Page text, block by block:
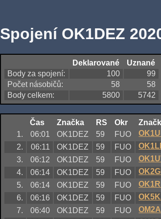
Spojení OK1DEZ
Deklarované
Uznané
Body za spojení:
100
99
Počet násobičů:
58
58
Body celkem:
5800 5742
Čas Značka RS Okr
1.
06:01 OK1DEZ 59 FUO
2.
06:11 OK1DEZ 59 FUO
3.
06:12 OK1DEZ 59 FUO
4.
06:14 OK1DEZ 59 FUO
5.
06:14 OK1DEZ 59 FUO
6.
06:16 OK1DEZ 59 FUO
7.
06:40 OK1DEZ 59 FUO